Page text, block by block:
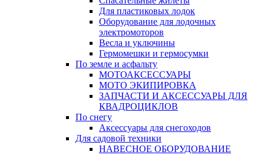
Для пластиковых лодок
Оборудование для лодочных
электромоторов
Весла и уключины
Гермомешки и гермосумки
По земле и асфальту
МОТОАКСЕССУАРЫ
МОТО ЭКИПИРОВКА
ЗАПЧАСТИ И АКСЕССУАРЫ ДЛЯ
КВАДРОЦИКЛОВ
По снегу
Аксессуары для снегоходов
Для садовой техники
НАВЕСНОЕ ОБОРУДОВАНИЕ